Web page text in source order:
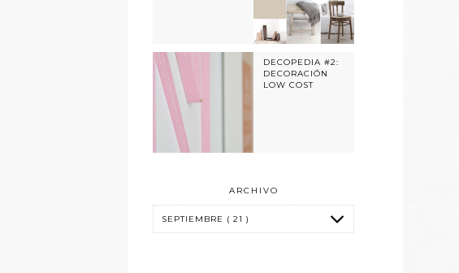
DECOPEDIA #2:
DECORACIÓN
LOW COST
ARCHIVO